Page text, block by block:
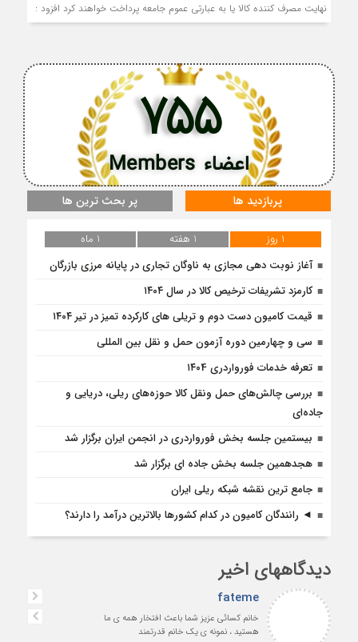
نهایت مصرف کننده کالا یا به عبارتی عموم جامعه پرداخت خواهند کرد افزود :
اعضاء Members
755
پربازدید ها پر بحث ترین ها
1 روز 1 هفته
1 ماه
آغاز نوبت دهی مجازی به ناوگان تجاری در پایانه مرزی بازرگان
کارمزد تشریفات ترخیص کالا در سال ۱۴۰۴
قیمت کامیون دست دوم و تریلی‌ های کارکرده تمیز در تیر ۱۴۰۴
سی و چهارمین دوره آزمون حمل و نقل بین المللی
تعرفه خدمات فورواردری ۱۴۰4
بررسی چالش‌های حمل ونقل کالا حوزه‌های ریلی، دریایی و
جاده‌ای
بیستمین جلسه بخش فورواردری در انجمن ایران برگزار شد
هجدهمین جلسه بخش جاده ای برگزار شد
جامع ترین نقشه شبکه ریلی ایران
◄ رانندگان کامیون در کدام کشورها بالاترین درآمد را دارند؟
دیدگاههای اخیر
fateme
خانم کسائی عزیز شما باعث افتخار همه ی ما
هستید ، نمونه ی یک خانم قدرتمند